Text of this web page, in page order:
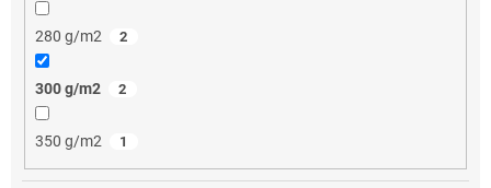
280 g/m2 2
300 g/m2 2
350 g/m2 1